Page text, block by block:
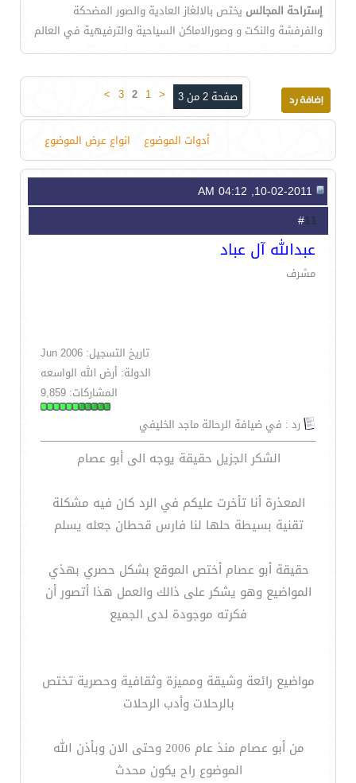
إستراحة المجالس يختص بالالغاز العادية والصور المضحكة
والفرفشة والنكت و وصورالاماكن السياحية والترفيهية في العالم
صفحة 2 من 3 <
1
2
3
>
أدوات الموضوع انواع عرض الموضوع
11
عبدالله آل عباد
مشرف
تاريخ التسجيل: Jun 2006
الدولة: أرض الله الواسعه
المشاركات: 9,859
رد : في ضيافة الرحالة ماجد الخليفي
الشكر الجزيل حقيقة يوجه الى أبو عصام
المعذرة أنا تأخرت عليكم في الرد كان فيه مشكلة
تقنية بسيطة حلها لنا فارس قحطان جعله يسلم
حقيقة أبو عصام أختص الموقع بشكل حصري بهذي
المواضيع وهو يشكر على ذالك والعمل هذا أتصور أن
فكرته موجودة لدى الجميع
مواضيع رائعة وشيقة ومميزة وثقافية وحصرية تختص
بالرحلات وأدب الرحلات
من أبو عصام منذ عام 2006 وحتى الان وبأذن الله
الموضوع راح يكون محدث